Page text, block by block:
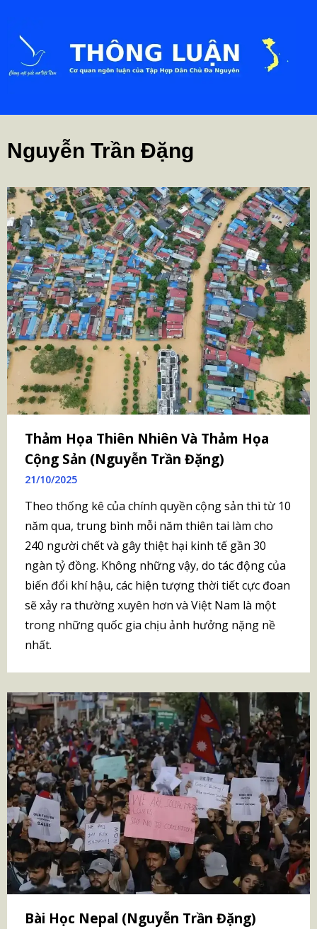
Nguyễn Trần Đặng
Thảm Họa Thiên Nhiên Và Thảm Họa
Cộng Sản (Nguyễn Trần Đặng)
21/10/2025
Theo thống kê của chính quyền cộng sản thì từ 10
năm qua, trung bình mỗi năm thiên tai làm cho
240 người chết và gây thiệt hại kinh tế gần 30
ngàn tỷ đồng. Không những vậy, do tác động của
biến đổi khí hậu, các hiện tượng thời tiết cực đoan
sẽ xảy ra thường xuyên hơn và Việt Nam là một
trong những quốc gia chịu ảnh hưởng nặng nề
nhất.
Bài Học Nepal (Nguyễn Trần Đặng)